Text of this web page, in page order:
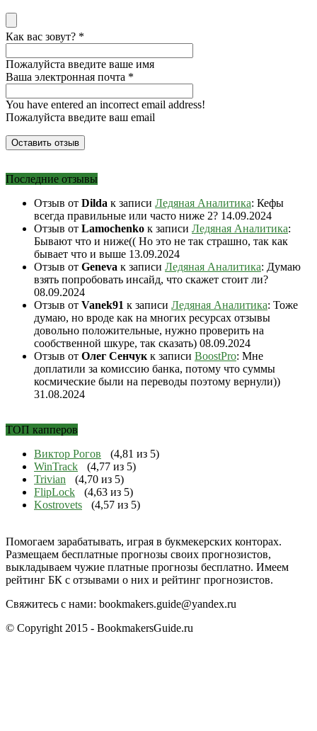
Как вас зовут? *
Пожалуйста введите ваше имя
Ваша электронная почта *
You have entered an incorrect email address!
Пожалуйста введите ваш email
ТОП капперов
Виктор Рогов
(4,81 из 5)
WinTrack
(4,77 из 5)
Trivian
(4,70 из 5)
FlipLock
(4,63 из 5)
Kostrovets
(4,57 из 5)
Последние отзывы
Отзыв от Dilda к записи Ледяная Аналитика: Кефы
всегда правильные или часто ниже 2? 14.09.2024
Отзыв от Lamochenko к записи Ледяная Аналитика:
Бывают что и ниже(( Но это не так страшно, так как
бывает что и выше 13.09.2024
Отзыв от Geneva к записи Ледяная Аналитика: Думаю
взять попробовать инсайд, что скажет стоит ли?
08.09.2024
Отзыв от Vanek91 к записи Ледяная Аналитика: Тоже
думаю, но вроде как на многих ресурсах отзывы
довольно положительные, нужно проверить на
сообственной шкуре, так сказать) 08.09.2024
Отзыв от Олег Сенчук к записи BoostPro: Мне
доплатили за комиссию банка, потому что суммы
космические были на переводы поэтому вернули))
31.08.2024
Помогаем зарабатывать, играя в букмекерских конторах.
Размещаем бесплатные прогнозы своих прогнозистов,
выкладываем чужие платные прогнозы бесплатно. Имеем
рейтинг БК с отзывами о них и рейтинг прогнозистов.
Свяжитесь с нами: bookmakers.guide@yandex.ru
© Copyright 2015 - BookmakersGuide.ru